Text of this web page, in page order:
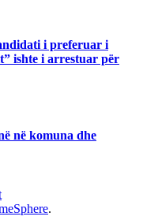
i preferuar i
ishte i arrestuar për
në komuna dhe
.